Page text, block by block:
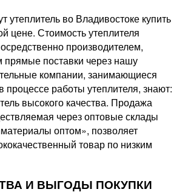
утеплитель во Владивостоке купить
цене. Стоимость утеплителя
производителем,
поставки через нашу
компании, занимающиеся
процессе работы утеплителя, знают:
высокого качества. Продажа
через оптовые склады
оптом», позволяет
товар по низким
И ВЫГОДЫ ПОКУПКИ